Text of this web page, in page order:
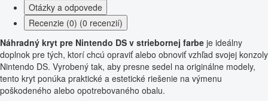
Otázky a odpovede
Recenzie (0) (0 recenzií)
Náhradný kryt pre Nintendo DS v striebornej farbe je ideálny
doplnok pre tých, ktorí chcú opraviť alebo obnoviť vzhľad svojej konzoly
Nintendo DS. Vyrobený tak, aby presne sedel na originálne modely,
tento kryt ponúka praktické a estetické riešenie na výmenu
poškodeného alebo opotrebovaného obalu.